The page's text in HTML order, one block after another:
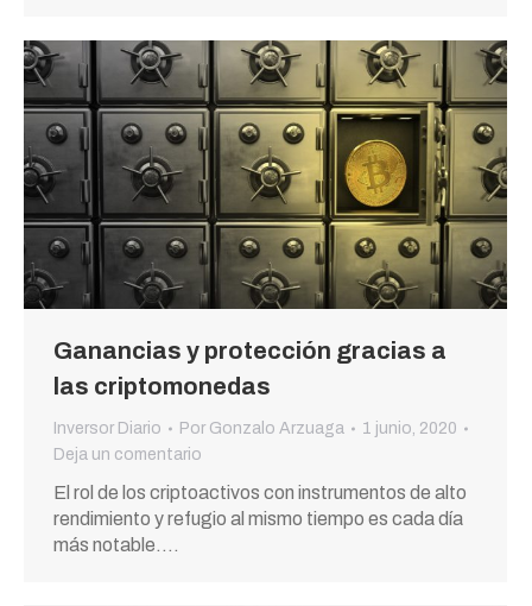
Ganancias y protección gracias a
las criptomonedas
Inversor Diario Por Gonzalo Arzuaga
1 junio, 2020
Deja un comentario
El rol de los criptoactivos con instrumentos de alto
rendimiento y refugio al mismo tiempo es cada día
más notable.…